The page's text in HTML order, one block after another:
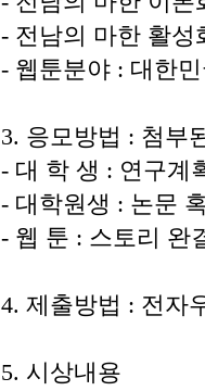
- 전남의 마한 활
- 웹툰분야 : 대한
3. 응모방법 : 첨부
- 대 학 생 : 연구계
- 대학원생 : 논문
- 웹 툰 : 스토리 완
4. 제출방법 : 전자
5. 시상내용